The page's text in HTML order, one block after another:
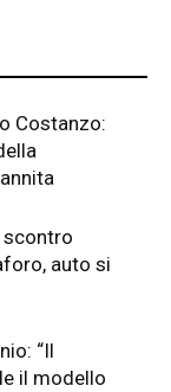
Costanzo:
scontro
auto si
“Il
il modello